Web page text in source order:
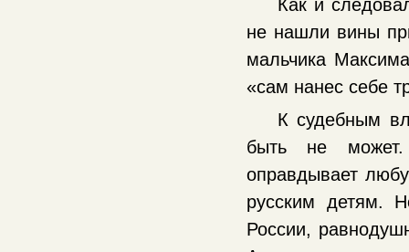
Как и
не нашли вины
мальчика
«сам нанес себе
К судебным
быть не может.
оправдывает
русским детям.
России,